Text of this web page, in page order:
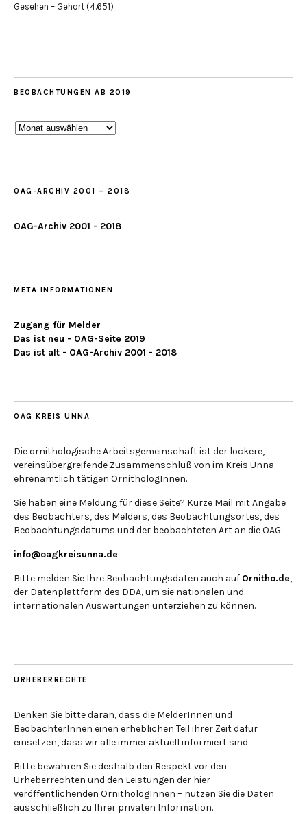
Gesehen – Gehört (4.651)
BEOBACHTUNGEN AB 2019
Beobachtungen
OAG-ARCHIV 2001 – 2018
OAG-Archiv 2001 - 2018
META INFORMATIONEN
Zugang für Melder
Das ist neu - OAG-Seite 2019
Das ist alt - OAG-Archiv 2001 - 2018
OAG KREIS UNNA
Die ornithologische Arbeitsgemeinschaft ist der lockere,
vereinsübergreifende Zusammenschluß von im Kreis Unna
ehrenamtlich tätigen OrnithologInnen.
Sie haben eine Meldung für diese Seite? Kurze Mail mit Angabe
des Beobachters, des Melders, des Beobachtungsortes, des
Beobachtungsdatums und der beobachteten Art an die OAG:
info@oagkreisunna.de
Bitte melden Sie Ihre Beobachtungsdaten auch auf Ornitho.de,
der Datenplattform des DDA, um sie nationalen und
internationalen Auswertungen unterziehen zu können.
URHEBERRECHTE
Denken Sie bitte daran, dass die MelderInnen und
BeobachterInnen einen erheblichen Teil ihrer Zeit dafür
einsetzen, dass wir alle immer aktuell informiert sind.
Bitte bewahren Sie deshalb den Respekt vor den
Urheberrechten und den Leistungen der hier
veröffentlichenden OrnithologInnen – nutzen Sie die Daten
ausschließlich zu Ihrer privaten Information.